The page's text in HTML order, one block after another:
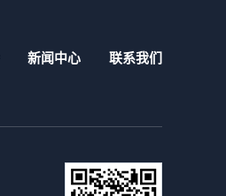
新闻中心 联系我们